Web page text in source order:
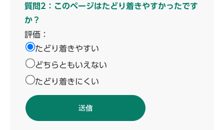
質問2：このページはたどり着きやすかったです
か？
評価：
たどり着きやすい
どちらともいえない
たどり着きにくい